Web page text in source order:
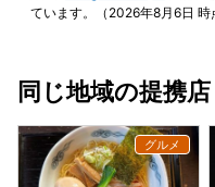
ています。（2026年8月6日 時
同じ地域の提携店